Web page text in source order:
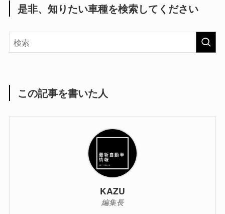
是非、知りたい車種を検索してください
この記事を書いた人
KAZU
編集長